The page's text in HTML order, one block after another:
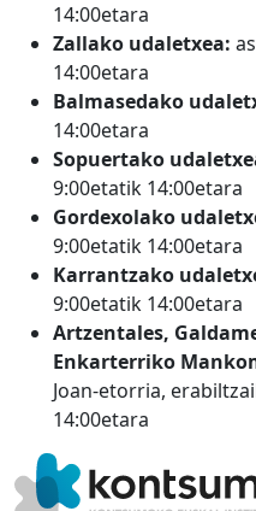
14:00etara
Zallako udaletxea:
14:00etara
Balmasedako
14:00etara
Sopuertako
9:00etatik 14:00etara
Gordexolako
9:00etatik 14:00etara
Karrantzako
9:00etatik 14:00etara
Artzentales,
Enkarterriko
Joan-etorria,
14:00etara